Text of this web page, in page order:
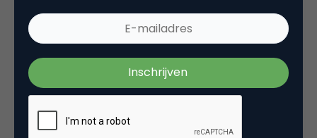
Als de OPTA wil, kunnen ze nu naar hartenlust
boetes uitdelen. Maar daarmee zouden ze
hun krediet bij de online markt definitief
verspelen en veel mensen erg kwaad maken.
Dialoog over een zinnige oplossing is daarmee
meteen verkeken volgens mij.